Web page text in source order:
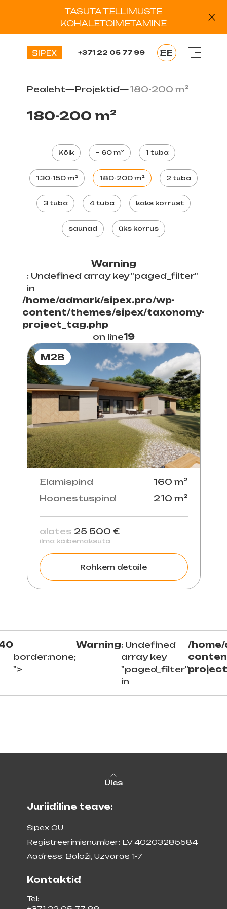
TASUTA TELLIMUSTE
KOHALETOIMETAMINE
+371 22 05 77 99
EE
RU
Pealeht—Projektid—180-200 m²
180-200 m²
Kõik ~ 60 m² 1 tuba
130-150 m² 180-200 m² 2 tuba
3 tuba 4 tuba kaks korrust
saunad üks korrus
Warning
: Undefined array key "paged_filter"
in
/home/admark/sipex.pro/wp-
content/themes/sipex/taxonomy-
project_tag.php
on line19
M28
Elamispind
160 m²
Hoonestuspind
210 m²
alates 25 500 €
ilma käibemaksuta
Rohkem detaile
border:none;
">
Warning: Undefined
array key
"paged_filter"
in
/
Juriidiline teave:
Sipex OU
Registreerimisnumber: LV 40203285584
Aadress: Baloži, Uzvaras 1-7
Kontaktid
Tel:
Üles